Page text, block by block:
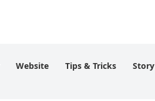
Website Tips & Tricks Story